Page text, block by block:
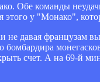
Обе команды
у "Монако",
давая французам
счет. А на 69-й